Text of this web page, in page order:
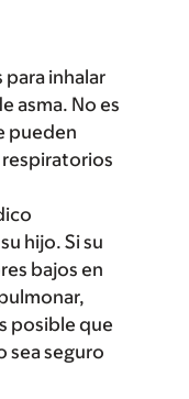
inhalar
asma. No es
pueden
hijo. Si su
bajos en
posible que
sea seguro